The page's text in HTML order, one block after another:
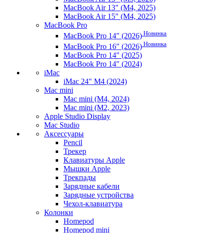
MacBook Air 13" (M4, 2025)
MacBook Air 15" (M4, 2025)
MacBook Pro
MacBook Pro 14" (2026) Новинка
MacBook Pro 16" (2026) Новинка
MacBook Pro 14" (2025)
MacBook Pro 14" (2024)
iMac
iMac 24" M4 (2024)
Mac mini
Mac mini (M4, 2024)
Mac mini (M2, 2023)
Apple Studio Display
Mac Studio
Аксессуары
Pencil
Трекер
Клавиатуры Apple
Мышки Apple
Трекпады
Зарядные кабели
Зарядные устройства
Чехол-клавиатура
Колонки
Homepod
Homepod mini